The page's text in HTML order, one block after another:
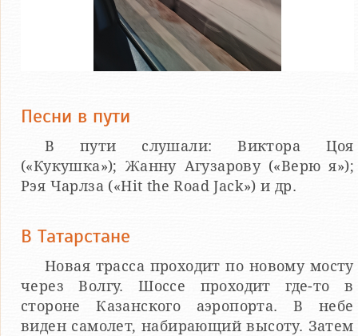
Песни в пути
В пути слушали: Виктора Цоя
(«Кукушка»); Жанну Агузарову («Верю я»);
Рэя Чарлза («Hit the Roаd Jack») и др.
В Татарстане
Новая трасса проходит по новому мосту
через Волгу. Шоссе проходит где-то в
стороне Казанского аэропорта. В небе
виден самолет, набирающий высоту. Затем